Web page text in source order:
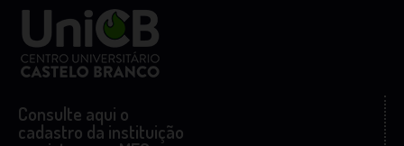
Consulte aqui o
cadastro da instituição